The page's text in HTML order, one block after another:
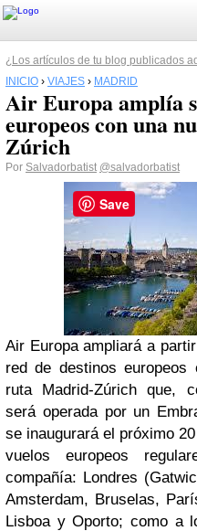
¿Los artículos de tu blog publicados
INICIO › VIAJES › MADRID
Air Europa amplía
europeos con una
Zúrich
Por Salvadorbatist @salvadorbatist
Air Europa ampliará a
red de destinos
ruta Madrid-Zúrich que,
será operada por un
se inaugurará el próximo
vuelos europeos
compañía: Londres
Amsterdam, Bruselas,
Lisboa y Oporto; como a
Save